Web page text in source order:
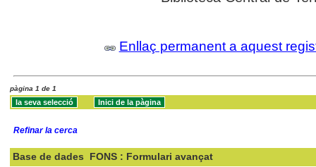
Enllaç permanent a aquest
pàgina 1 de 1
Refinar la cerca
Base de dades FONS : Formulari avançat